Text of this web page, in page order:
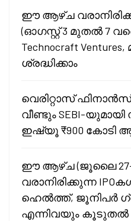
ഈ ആഴ്ച
(ഓഗസ്റ്റ് 3 മുതൽ 7
Technocraft
ശ്രദ്ധിക്കാം
വെരിറ്റാസ്
വീണ്ടും SEBI-
ഇഷ്യൂ ₹900 കോടി
ഈ ആഴ്ച (ജൂലൈ
വരാനിരിക്കുന്ന
ഹെൽത്ത്, ജൂനിപർ
എന്നിവയും കൂടുതൽ